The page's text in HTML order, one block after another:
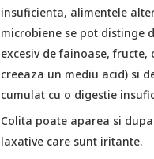
insuficienta, alimentele
microbiene se pot distinge
excesiv de fainoase,
creeaza un mediu acid) si
cumulat cu o digestie
Colita poate aparea si
laxative care sunt iritante.